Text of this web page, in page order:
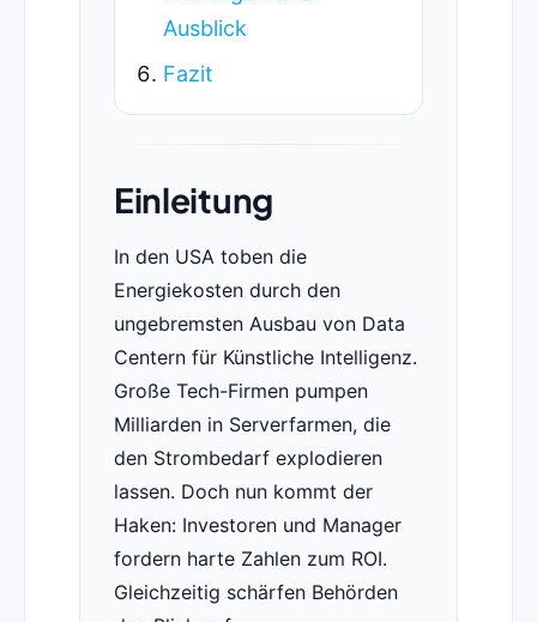
Ausblick
Fazit
Einleitung
In den USA toben die
Energiekosten durch den
ungebremsten Ausbau von Data
Centern für Künstliche Intelligenz.
Große Tech-Firmen pumpen
Milliarden in Serverfarmen, die
den Strombedarf explodieren
lassen. Doch nun kommt der
Haken: Investoren und Manager
fordern harte Zahlen zum ROI.
Gleichzeitig schärfen Behörden